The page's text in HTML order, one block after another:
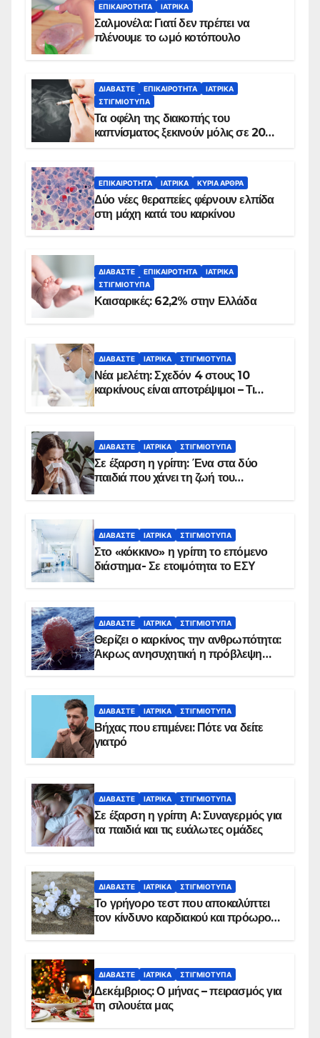
ΕΠΙΚΑΙΡΌΤΗΤΑ ΙΑΤΡΙΚΆ
Σαλμονέλα: Γιατί δεν πρέπει να
πλένουμε το ωμό κοτόπουλο
ΔΙΑΒΆΣΤΕ ΕΠΙΚΑΙΡΌΤΗΤΑ
ΙΑΤΡΙΚΆ
ΣΤΙΓΜΙΌΤΥΠΑ
Τα οφέλη της διακοπής του
καπνίσματος ξεκινούν μόλις σε 20
ΕΠΙΚΑΙΡΌΤΗΤΑ ΙΑΤΡΙΚΆ ΚΥΡΙΑ ΑΡΘΡΑ
Δύο νέες θεραπείες φέρνουν ελπίδα
στη μάχη κατά του καρκίνου
ΔΙΑΒΆΣΤΕ ΕΠΙΚΑΙΡΌΤΗΤΑ
ΙΑΤΡΙΚΆ
ΣΤΙΓΜΙΌΤΥΠΑ
Καισαρικές: 62,2% στην Ελλάδα
ΔΙΑΒΆΣΤΕ ΙΑΤΡΙΚΆ ΣΤΙΓΜΙΌΤΥΠΑ
Νέα μελέτη: Σχεδόν 4 στους 10
καρκίνους είναι αποτρέψιμοι – Τι
ΔΙΑΒΆΣΤΕ ΙΑΤΡΙΚΆ ΣΤΙΓΜΙΌΤΥΠΑ
Σε έξαρση η γρίπη: Ένα στα δύο
παιδιά που χάνει τη ζωή του
ΔΙΑΒΆΣΤΕ ΙΑΤΡΙΚΆ ΣΤΙΓΜΙΌΤΥΠΑ
Στο «κόκκινο» η γρίπη το επόμενο
διάστημα- Σε ετοιμότητα το ΕΣΥ
ΔΙΑΒΆΣΤΕ ΙΑΤΡΙΚΆ ΣΤΙΓΜΙΌΤΥΠΑ
Θερίζει ο καρκίνος την ανθρωπότητα:
Άκρως ανησυχητική η πρόβλεψη…
ΔΙΑΒΆΣΤΕ ΙΑΤΡΙΚΆ ΣΤΙΓΜΙΌΤΥΠΑ
Βήχας που επιμένει: Πότε να δείτε
γιατρό
ΔΙΑΒΆΣΤΕ ΙΑΤΡΙΚΆ ΣΤΙΓΜΙΌΤΥΠΑ
Σε έξαρση η γρίπη Α: Συναγερμός για
τα παιδιά και τις ευάλωτες ομάδες
ΔΙΑΒΆΣΤΕ ΙΑΤΡΙΚΆ ΣΤΙΓΜΙΌΤΥΠΑ
Το γρήγορο τεστ που αποκαλύπτει
τον κίνδυνο καρδιακού και πρόωρου
ΔΙΑΒΆΣΤΕ ΙΑΤΡΙΚΆ ΣΤΙΓΜΙΌΤΥΠΑ
Δεκέμβριος: Ο μήνας – πειρασμός για
τη σιλουέτα μας